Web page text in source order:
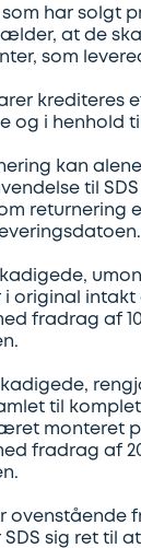
har solgt
at de
som
krediteres
og i henhold
kan
til
returnering
i original intakt
fradrag af
til
monteret
fradrag af
ovenstående
sig ret til